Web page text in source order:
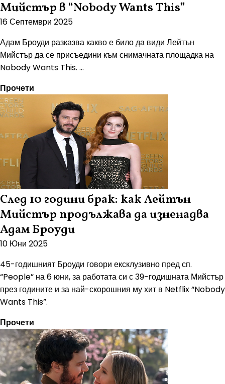
Мийстър в “Nobody Wants This”
16 Септември 2025
Адам Броуди разказва какво е било да види Лейтън
Мийстър да се присъедини към снимачната площадка на
Nobody Wants This. ...
Прочети
След 10 години брак: как Лейтън
Мийстър продължава да изненадва
Адам Броуди
10 Юни 2025
45-годишният Броуди говори ексклузивно пред сп.
“People” на 6 юни, за работата си с 39-годишната Мийстър
през годините и за най-скорошния му хит в Netflix “Nobody
Wants This”.
Прочети